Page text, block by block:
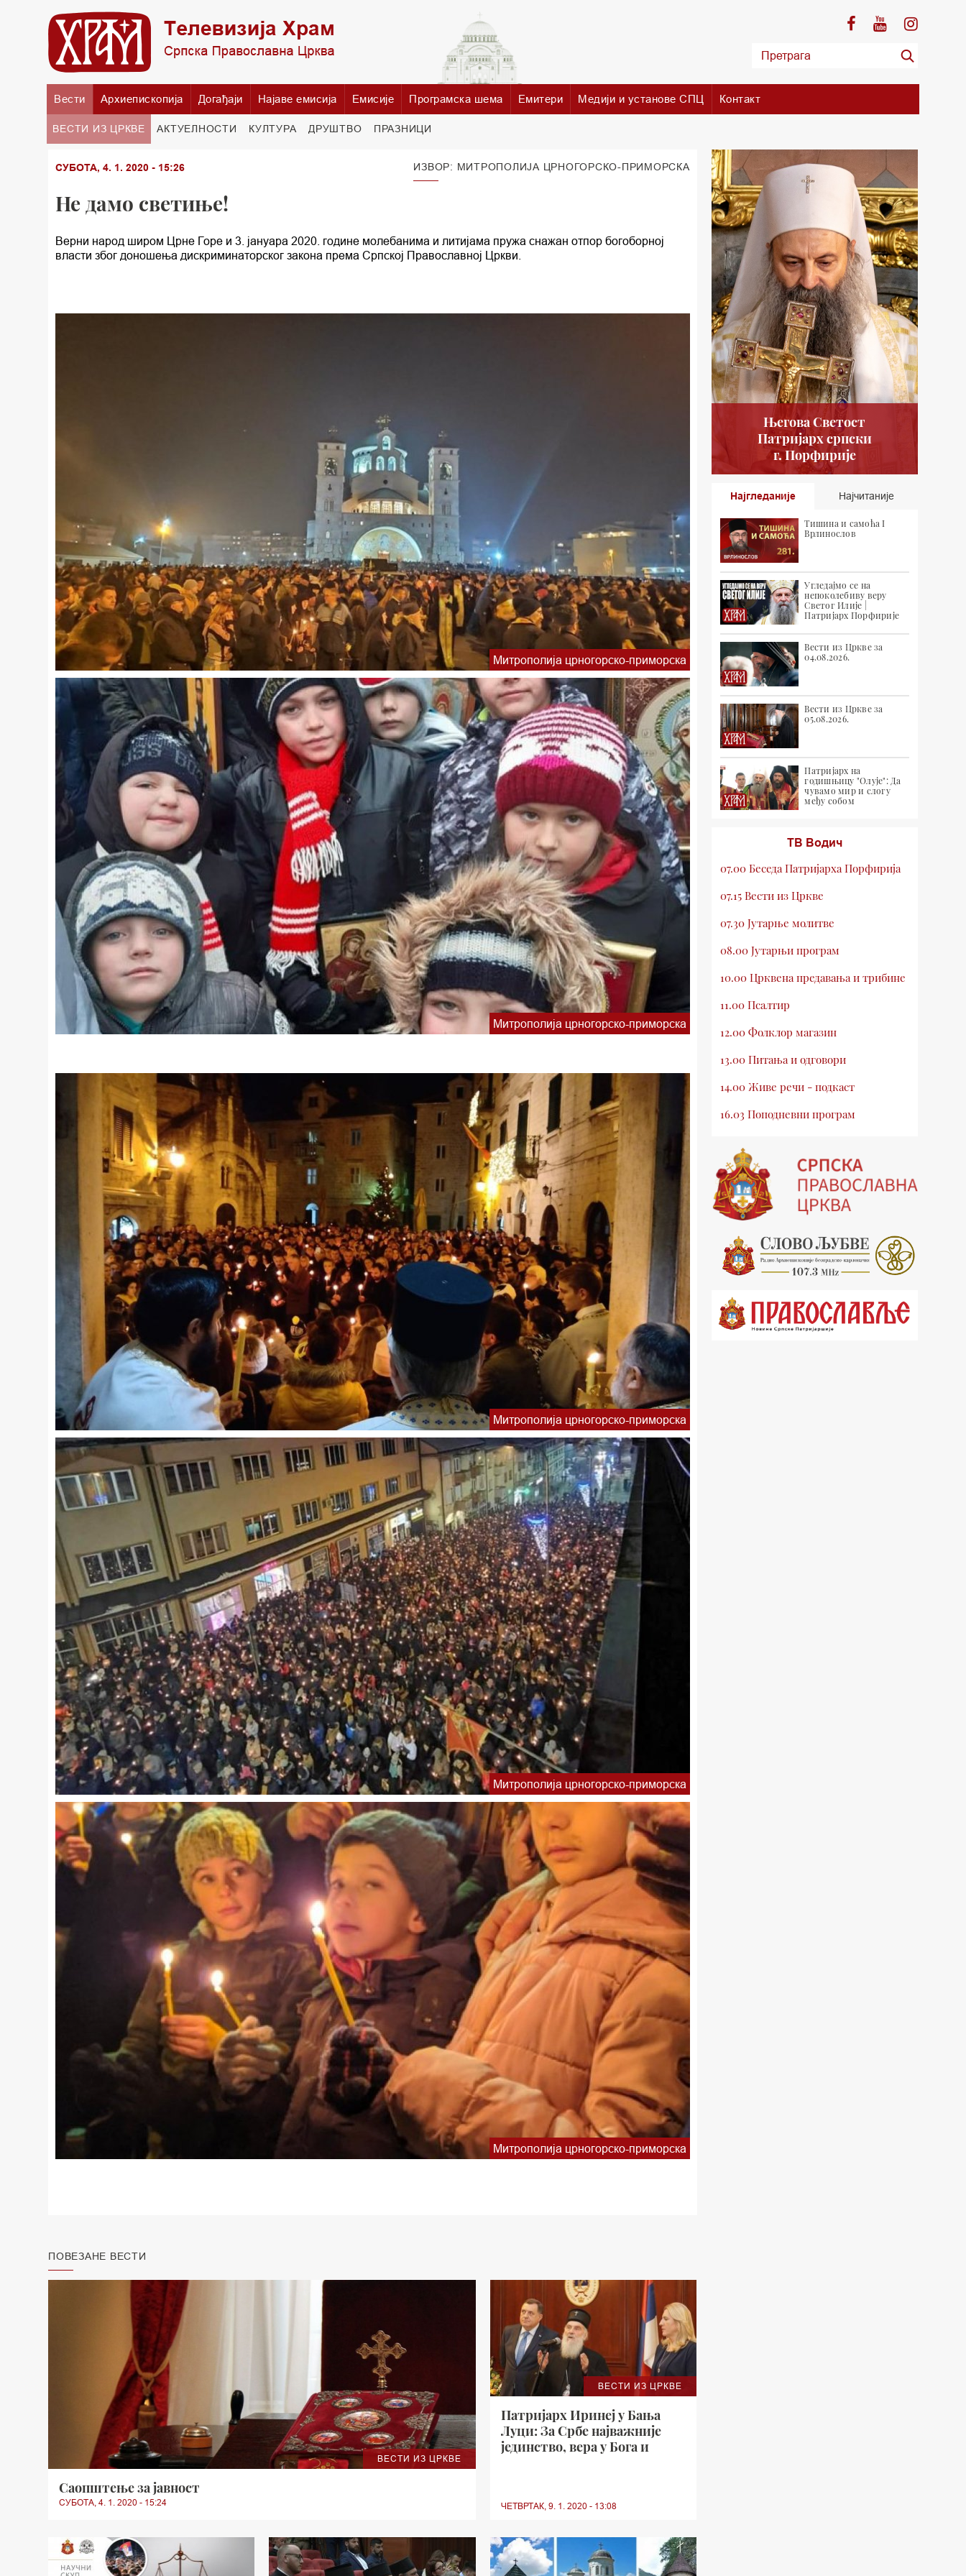
Вести Архиепископија Догађаји Најаве емисија Емисије Програмска шема Емитери Медији и установе СПЦ Контакт
ВЕСТИ ИЗ ЦРКВЕ АКТУЕЛНОСТИ КУЛТУРА ДРУШТВО ПРАЗНИЦИ
СУБОТА, 4. 1. 2020 - 15:26 ИЗВОР: МИТРОПОЛИЈА ЦРНОГОРСКО-ПРИМОРСКА
Не дамо светиње!
Верни народ широм Црне Горе и 3. јануара 2020. године молебанима и литијама пружа снажан отпор богоборној
власти због доношења дискриминаторског закона према Српској Православној Цркви.
Митрополија црногорско-приморска
Митрополија црногорско-приморска
Митрополија црногорско-приморска
Митрополија црногорско-приморска
Митрополија црногорско-приморска
ПОВЕЗАНЕ ВЕСТИ
ВЕСТИ ИЗ ЦРКВЕ
Саопштење за јавност
СУБОТА, 4. 1. 2020 - 15:24
ВЕСТИ ИЗ ЦРКВЕ
Патријарх Иринеј у Бања
Луци: За Србе најважније
јединство, вера у Бога и
ЧЕТВРТАК, 9. 1. 2020 - 13:08
Његова Светост
Патријарх српски
г. Порфирије
Најгледаније Најчитаније
Тишина и самоћа I
Врлинослов
Угледајмо се на
непоколебиву веру
Светог Илије |
Патријарх Порфирије
Вести из Цркве за
04.08.2026.
Вести из Цркве за
05.08.2026.
Патријарх на
годишњицу "Олује": Да
чувамо мир и слогу
међу собом
ТВ Водич
07.00 Беседа Патријарха Порфирија
07.15 Вести из Цркве
07.30 Јутарње молитве
08.00 Јутарњи програм
10.00 Црквена предавања и трибине
11.00 Псалтир
12.00 Фолклор магазин
13.00 Питања и одговори
14.00 Живе речи - подкаст
16.03 Поподневни програм
19.03 Млади у Цркви
19.30 Вечерње молитве
20.00 Вести из Цркве
20.15 Реч архијереја
20.30 Хроника Архиепископије
21.03 Врлинослов
22.03 Црквена предавања и трибине